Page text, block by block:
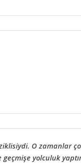
O zamanlar
yolculuk